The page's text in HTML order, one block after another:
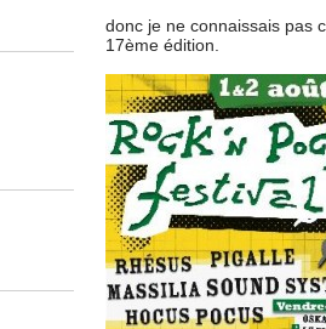
donc je ne connaissais pas
17ème édition.